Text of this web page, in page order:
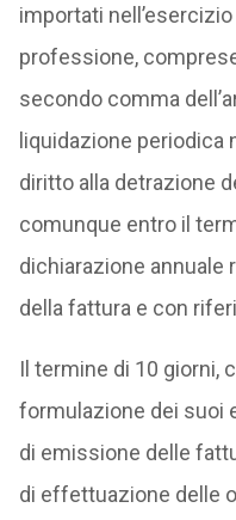
importati
professione,
secondo comma
liquidazione periodica
diritto alla detrazione
comunque entro il
dichiarazione annuale
della fattura e con
Il termine di 10 giorni,
formulazione dei suoi
di emissione delle
di effettuazione delle